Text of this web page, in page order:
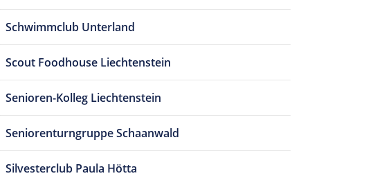
Schwimmclub Unterland
Scout Foodhouse Liechtenstein
Senioren-Kolleg Liechtenstein
Seniorenturngruppe Schaanwald
Silvesterclub Paula Hötta